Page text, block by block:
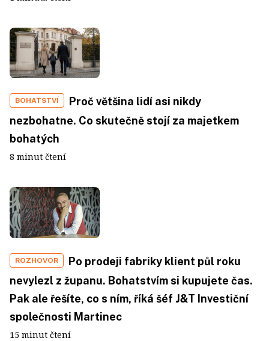
BOHATSTVÍ
Proč většina lidí asi nikdy
nezbohatne. Co skutečně stojí za majetkem
bohatých
8 minut čtení
ROZHOVOR
Po prodeji fabriky klient půl roku
nevylezl z županu. Bohatstvím si kupujete čas.
Pak ale řešíte, co s ním, říká šéf J&T Investiční
společnosti Martinec
15 minut čtení